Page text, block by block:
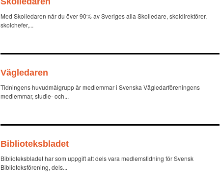
Med Skolledaren når du över 90% av Sveriges alla Skolledare, skoldirektörer,
skolchefer,...
Vägledaren
Tidningens huvudmålgrupp är medlemmar i Svenska Vägledarföreningens
medlemmar, studie- och...
Biblioteksbladet
Biblioteksbladet har som uppgift att dels vara medlemstidning för Svensk
Biblioteksförening, dels...